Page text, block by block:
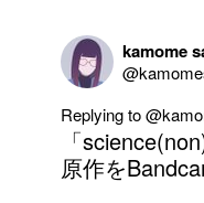
kamome
@
Replying to @
「
原作を